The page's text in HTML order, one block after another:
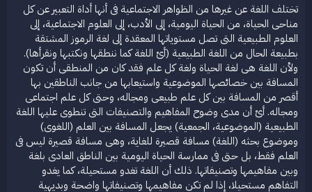
تختلف اللغة عن غيرها من الظواهر الاجتماعية فى أنها أداة التعبير عن كل
مناحى الحياة، من الحياة اليومية، إلى الأدب، إلى العلوم الاجتماعية، إلى
العلوم الطبيعية التى تصل مستوياتها المعقدة إلى لغة الرموز المشتقة
بطبيعة الحال من اللغة الطبيعية (أىْ اللغة كما ننطقها ونكتبها ونقرأها).
ولأن اللغة هى لغة الحياة ولغة كل علم فقد كان من المنطقى أن تكون
المسافة بين خصائصها الموضوعية واستيعابها من جانب الناطقين بها
أقصر من المسافة بين كل علم طبيعى ومجاله، وحتى كل علم اجتماعى
ومجاله. أىْ أن مدى وضوح المفاهيم والتصنيفات التى تنطوى عليها اللغة
الطبيعية (الموضوعية، الجمعية) يجعل المسافة بين العلم (اللغوى)
وموضوع بحثه (اللغة) مسافة قصيرة للغاية، وهى مسافة قصيرة ليس فى
العلم فقط، بل حتى فى ممارسة الحياة اليومية بين الناطق العادى بلغة
وبين مفاهيمها وتصنيفاتها. ذلك أن اللغة تغدو مستحيلة، كما يغدو
التفاهم مستحيلا، إذا لم تكن مفاهيمها وتصنيفاتها واضحة وبديهية